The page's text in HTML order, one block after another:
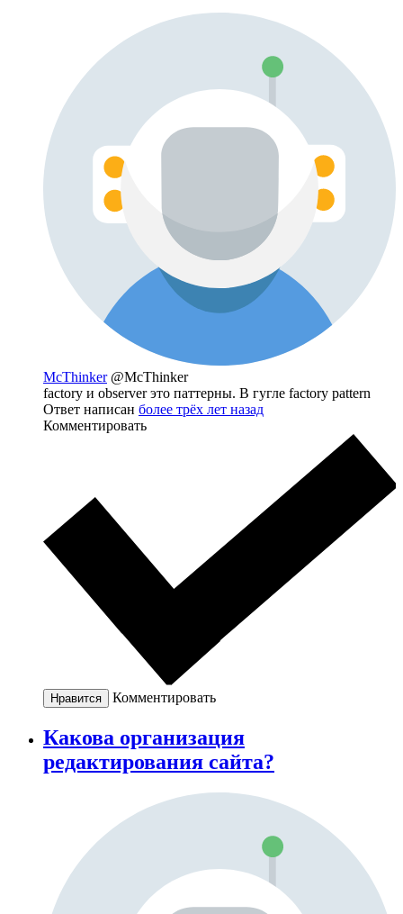
McThinker @McThinker
factory и observer это паттерны. В гугле factory pattern
Ответ написан более трёх лет назад
Комментировать
Нравится Комментировать
Какова организация
редактирования сайта?